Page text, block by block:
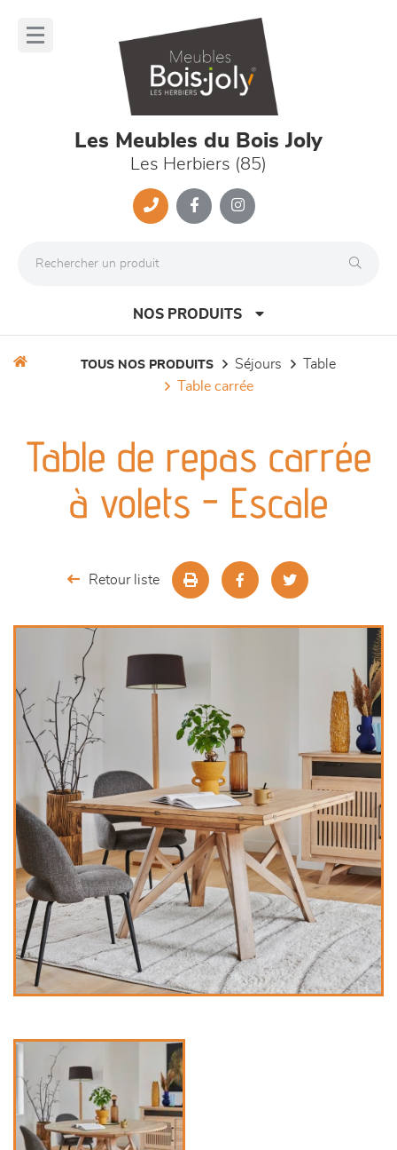
Les Meubles du Bois Joly
Les Herbiers (85)
NOS PRODUITS
séjours
meubles de complément
décoration
TOUS NOS PRODUITS séjours
table
table carrée
Table de repas carrée
à volets - Escale
Retour liste